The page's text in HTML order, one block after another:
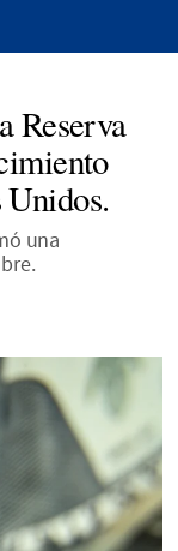
Reserva
Unidos.
una